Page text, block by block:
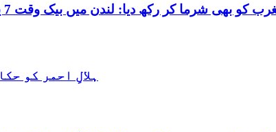
لندن میں بیک وقت 7 یورپین مردوں کے ساتھ بے شرم حالت میں گرفتار
ہلالِ احمر کو